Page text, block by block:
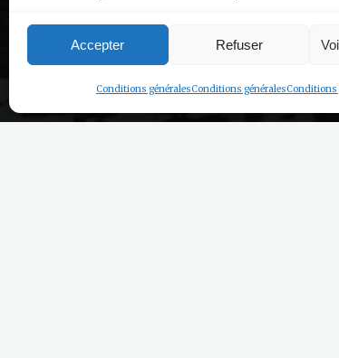
Accepter Refuser
Conditions généralesConditions généralesConditions